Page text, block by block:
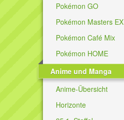
Pokémon GO
Pokémon Masters EX
Pokémon Café Mix
Pokémon HOME
Anime und Manga
Anime-Übersicht
Horizonte